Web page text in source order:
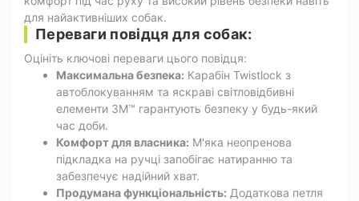
для найактивніших собак.
Переваги повідця для собак:
Оцініть ключові переваги цього повідця:
Максимальна безпека: Карабін Twistlock з
автоблокуванням та яскраві світловідбивні
елементи 3M™ гарантують безпеку у будь-який
час доби.
Комфорт для власника: М'яка неопренова
підкладка на ручці запобігає натиранню та
забезпечує надійний хват.
Продумана функціональність: Додаткова петля